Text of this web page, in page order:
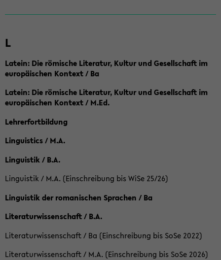
L
Latein: Die römische Literatur, Kultur und Gesellschaft im
europäischen Kontext / Ba
Latein: Die römische Literatur, Kultur und Gesellschaft im
europäischen Kontext / M.Ed.
Lehrerfortbildung
Linguistics / M.A.
Linguistik / B.A.
Linguistik / M.A. (Einschreibung bis WiSe 25/26)
Linguistik der romanischen Sprachen / Ba
Literaturwissenschaft / B.A.
Literaturwissenschaft / Ba (Einschreibung bis SoSe 2022)
Literaturwissenschaft / M.A. (Einschreibung bis SoSe 2026)